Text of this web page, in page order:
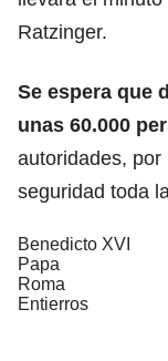
Ratzinger.
Se espera que
unas 60.000
autoridades,
seguridad toda
Benedicto XVI
Papa
Roma
Entierros